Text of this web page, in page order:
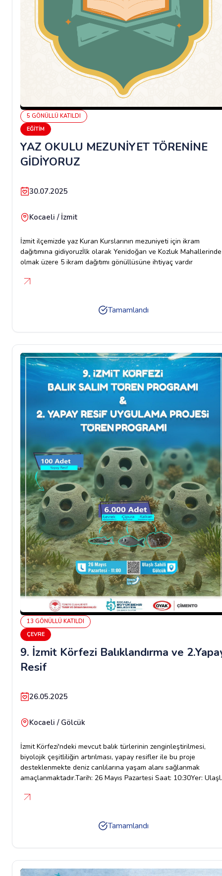
5 GÖNÜLLÜ KATILDI
EĞITIM
YAZ OKULU MEZUNİYET TÖRENİNE
GİDİYORUZ
30.07.2025
Kocaeli / İzmit
İzmit ilçemizde yaz Kuran Kurslarının mezuniyeti için ikram
dağıtımına gidiyoruzİlk olarak Yenidoğan ve Kozluk Mahallerinde
olmak üzere 5 ikram dağıtımı gönüllüsüne ihtiyaç vardır
Tamamlandı
13 GÖNÜLLÜ KATILDI
ÇEVRE
9. İzmit Körfezi Balıklandırma ve
Resif
26.05.2025
Kocaeli / Gölcük
İzmit Körfezi'ndeki mevcut balık türlerinin zenginleştirilmesi,
biyolojik çeşitliliğin artırılması, yapay resifler ile bu proje
desteklenmekte deniz canlılarına yaşam alanı sağlanmak
amaçlanmaktadır.Tarih: 26 Mayıs Pazartesi Saat: 10:30Yer: Ulaşlı
Çarşı (Ömerağa Mah. Şahabettin Bilgisu cad. Dündar Çiğit sk.
Tamamlandı